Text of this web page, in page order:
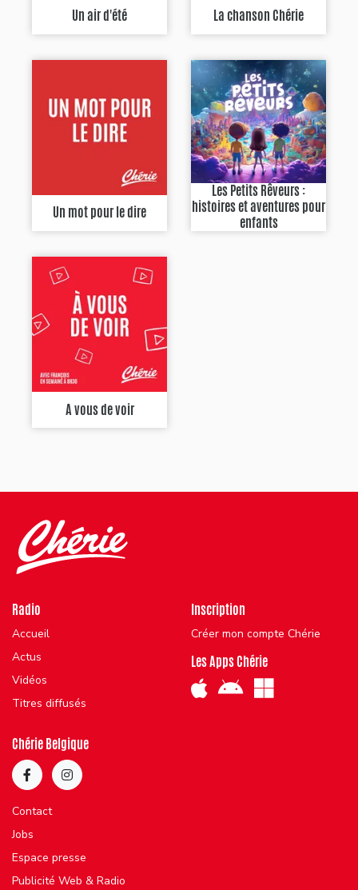
Un air d'été La chanson Chérie
Un mot pour le dire
Les Petits Rêveurs :
histoires et aventures pour
enfants
A vous de voir
Radio
Accueil
Actus
Vidéos
Titres diffusés
Inscription
Créer mon compte Chérie
Les Apps Chérie
Chérie Belgique
Contact
Jobs
Espace presse
Publicité Web & Radio